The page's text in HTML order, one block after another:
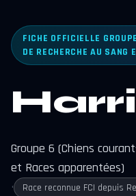
FICHE OFFICIELLE
DE RECHERCHE AU SANG
Groupe 6 (Chiens
et Races apparentées)
• Race reconnue FCI depuis